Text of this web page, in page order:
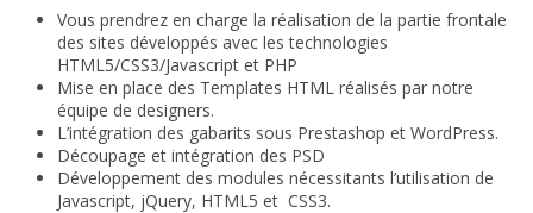
Vous prendrez en charge la réalisation de la partie frontale
des sites développés avec les technologies
HTML5/CSS3/Javascript et PHP
Mise en place des Templates HTML réalisés par notre
équipe de designers.
L’intégration des gabarits sous Prestashop et WordPress.
Découpage et intégration des PSD
Développement des modules nécessitants l’utilisation de
Javascript, jQuery, HTML5 et CSS3.